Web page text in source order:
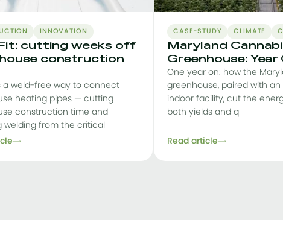
INNOVATION
cutting weeks off
construction
a weld-free way to connect
heating pipes — cutting
construction time and
welding from the critical
CASE-STUDY CLIMATE
Maryland
Greenhouse: Year
One year on: how the
greenhouse, paired with
indoor facility, cut the
both yields and q
Read article